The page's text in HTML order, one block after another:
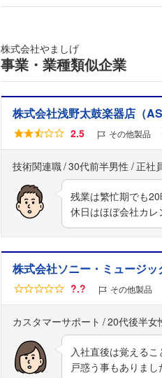
株式会社やましげ
事業・業種類似企業
株式会社浅野太鼓楽器店（
2.5 その他製品
技術関連職 30代前半男性 正社
残業は繁忙期でも
休日はほぼ会社カ
株式会社ソニー・ミュージッ
?.? その他製品
カスタマーサポート 20代後半女
入社直後は覚える
戸惑う事もありま